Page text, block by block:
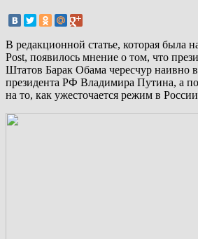
В редакционной статье, которая была
Post, появилось мнение о том, что
Штатов Барак Обама чересчур наивно
президента РФ Владимира Путина, а
на то, как ужесточается режим в